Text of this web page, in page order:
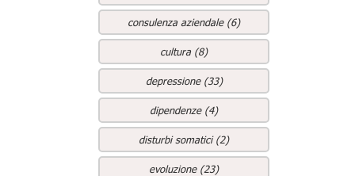
consulenza aziendale (6)
cultura (8)
depressione (33)
dipendenze (4)
disturbi somatici (2)
evoluzione (23)